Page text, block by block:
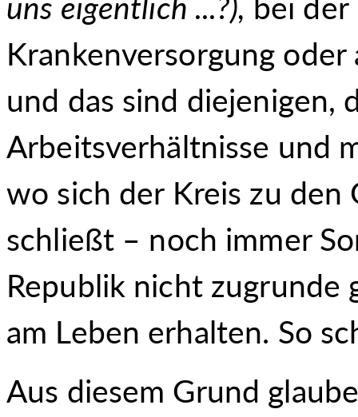
Krankenversorgung
und das sind diejenigen,
Arbeitsverhältnisse und
wo sich der Kreis zu
schließt – noch immer
Republik nicht zugrunde
am Leben erhalten. So
Aus diesem Grund